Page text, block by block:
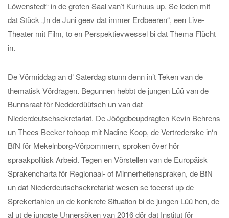
Löwenstedt“ in de groten Saal van’t Kurhuus up. Se loden mit
dat Stück „In de Juni geev dat immer Erdbeeren“, een Live-
Theater mit Film, to en Perspektievwessel bi dat Thema Flücht
in.
De Vörmiddag an d‘ Saterdag stunn denn in’t Teken van de
thematisk Vördragen. Begunnen hebbt de jungen Lüü van de
Bunnsraat för Nedderdüütsch un van dat
Niederdeutschsekretariat. De Jöögdbeupdragten Kevin Behrens
un Thees Becker tohoop mit Nadine Koop, de Vertrederske in‘n
BfN för Mekelnborg-Vörpommern, sproken över hör
spraakpolitisk Arbeid. Tegen en Vörstellen van de Europäisk
Sprakencharta för Regionaal- of Minnerheitenspraken, de BfN
un dat Niederdeutschsekretariat wesen se toeerst up de
Sprekertahlen un de konkrete Situation bi de jungen Lüü hen, de
al ut de jungste Unnersöken van 2016 dör dat Institut för